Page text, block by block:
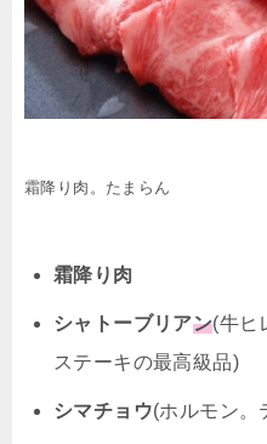
霜降り肉。たまらん
霜降り肉
シャトーブリアン(牛ヒ
ステーキの最高級品)
シマチョウ(ホルモン。